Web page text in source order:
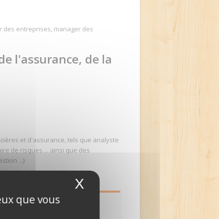
que vous
X Masquer le
des entreprises, manager des
l'assurance, de la
et d'assurance, tels que analyste
de risques ... ainsi que des
...)